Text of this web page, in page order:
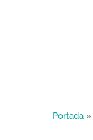
Portada »